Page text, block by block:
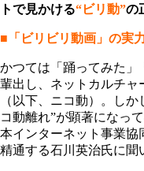
トで見かける“ビリ動”の
■「ビリビリ動画」の実
かつては「踊ってみた」
輩出し、ネットカルチャ
（以下、ニコ動）。し
コ動離れ”が顕著になっ
本インターネット事業協
精通する石川英治氏に聞